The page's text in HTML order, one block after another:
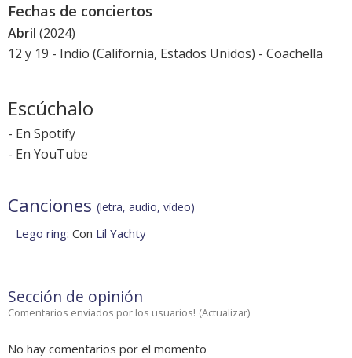
Fechas de conciertos
Abril (2024)
12 y 19 - Indio (California, Estados Unidos) - Coachella
Escúchalo
- En Spotify
- En YouTube
Canciones (letra, audio, vídeo)
Lego ring: Con Lil Yachty
Sección de opinión
Comentarios enviados por los usuarios! (Actualizar)
No hay comentarios por el momento